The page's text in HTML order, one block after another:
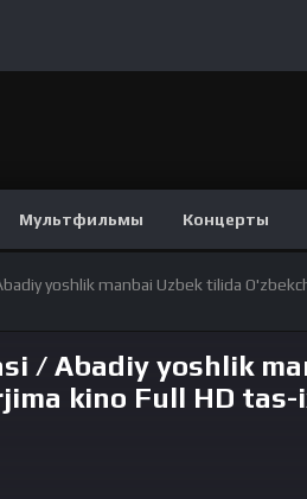
Мультфильмы Концерты
yoshlik manbai Uzbek tilida
/ Abadiy yoshlik
kino Full HD tas-